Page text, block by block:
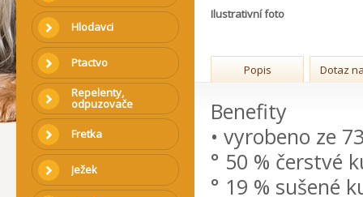
Hlodavci
Ptactvo
Repelenty,
odpuzovače
Fretka
Ježek
Ilustrativní foto
Popis Dotaz
Benefity
• vyrobeno ze
° 50 % čerstvé
° 19 % sušené